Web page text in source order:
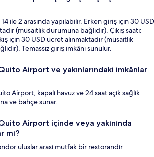
ile 2 arasında yapılabilir. Erken giriş için 30 USD
(müsaitlik durumuna bağlıdır). Çıkış saati:
için 30 USD ücret alınmaktadır (müsaitlik
Temassız giriş imkânı sunulur.
Airport ve yakınlarındaki imkânlar
Airport, kapalı havuz ve 24 saat açık sağlık
ve bahçe sunar.
Airport içinde veya yakınında
mı?
uluslar arası mutfak bir restorandır.